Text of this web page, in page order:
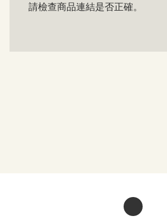
請檢查商品連結是否正確。